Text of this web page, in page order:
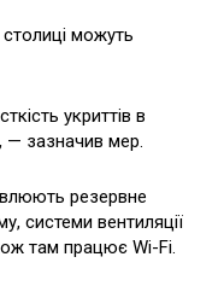
можуть
укриттів в
— зазначив мер.
резервне
системи вентиляції
там працює Wi-Fi.